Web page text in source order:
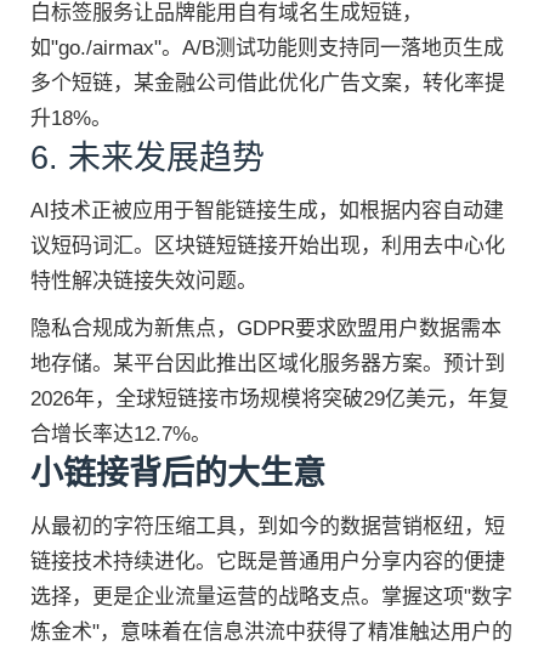
白标签服务让品牌能用自有域名生成短链，
如"go./airmax"。A/B测试功能则支持同一落地页生成
多个短链，某金融公司借此优化广告文案，转化率提
升18%。
6. 未来发展趋势
AI技术正被应用于智能链接生成，如根据内容自动建
议短码词汇。区块链短链接开始出现，利用去中心化
特性解决链接失效问题。
隐私合规成为新焦点，GDPR要求欧盟用户数据需本
地存储。某平台因此推出区域化服务器方案。预计到
2026年，全球短链接市场规模将突破29亿美元，年复
合增长率达12.7%。
小链接背后的大生意
从最初的字符压缩工具，到如今的数据营销枢纽，短
链接技术持续进化。它既是普通用户分享内容的便捷
选择，更是企业流量运营的战略支点。掌握这项"数字
炼金术"，意味着在信息洪流中获得了精准触达用户的